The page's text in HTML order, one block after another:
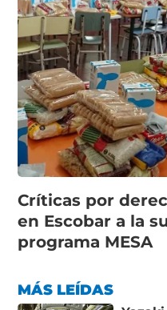
Críticas por
en Escobar a la
programa MESA
MÁS LEÍDAS